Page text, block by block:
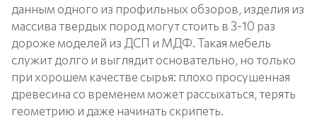
данным одного из профильных обзоров, изделия из
массива твердых пород могут стоить в 3-10 раз
дороже моделей из ДСП и МДФ. Такая мебель
служит долго и выглядит основательно, но только
при хорошем качестве сырья: плохо просушенная
древесина со временем может рассыхаться, терять
геометрию и даже начинать скрипеть.